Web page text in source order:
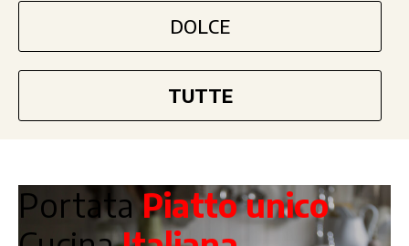
DOLCE
TUTTE
PortataPiatto unico